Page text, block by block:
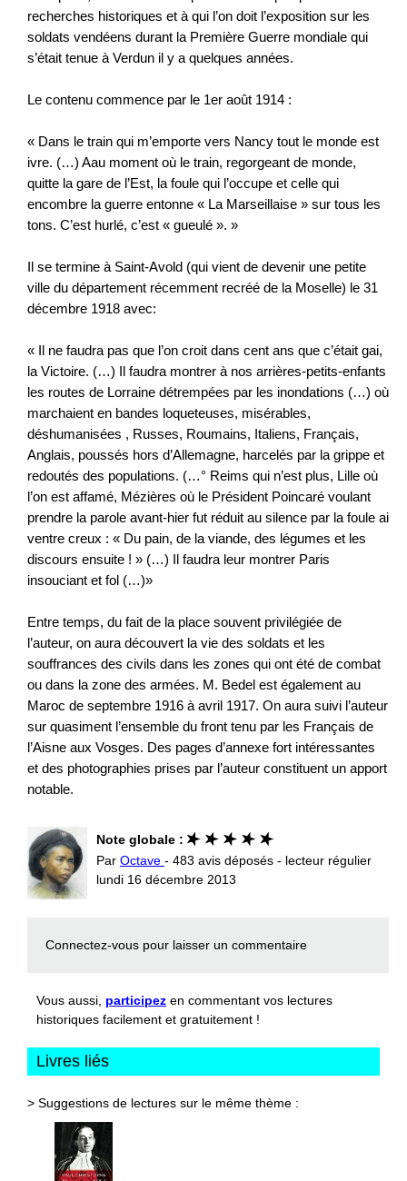
recherches historiques et à qui l’on doit l’exposition sur les
soldats vendéens durant la Première Guerre mondiale qui
s’était tenue à Verdun il y a quelques années.
Le contenu commence par le 1er août 1914 :
« Dans le train qui m’emporte vers Nancy tout le monde est
ivre. (…) Aau moment où le train, regorgeant de monde,
quitte la gare de l’Est, la foule qui l’occupe et celle qui
encombre la guerre entonne « La Marseillaise » sur tous les
tons. C’est hurlé, c’est « gueulé ». »
Il se termine à Saint-Avold (qui vient de devenir une petite
ville du département récemment recréé de la Moselle) le 31
décembre 1918 avec:
« Il ne faudra pas que l’on croit dans cent ans que c’était gai,
la Victoire. (…) Il faudra montrer à nos arrières-petits-enfants
les routes de Lorraine détrempées par les inondations (…) où
marchaient en bandes loqueteuses, misérables,
déshumanisées , Russes, Roumains, Italiens, Français,
Anglais, poussés hors d’Allemagne, harcelés par la grippe et
redoutés des populations. (…° Reims qui n’est plus, Lille où
l’on est affamé, Mézières où le Président Poincaré voulant
prendre la parole avant-hier fut réduit au silence par la foule ai
ventre creux : « Du pain, de la viande, des légumes et les
discours ensuite ! » (…) Il faudra leur montrer Paris
insouciant et fol (…)»
Entre temps, du fait de la place souvent privilégiée de
l’auteur, on aura découvert la vie des soldats et les
souffrances des civils dans les zones qui ont été de combat
ou dans la zone des armées. M. Bedel est également au
Maroc de septembre 1916 à avril 1917. On aura suivi l’auteur
sur quasiment l’ensemble du front tenu par les Français de
l’Aisne aux Vosges. Des pages d’annexe fort intéressantes
et des photographies prises par l’auteur constituent un apport
notable.
Note globale :
Par Octave - 483 avis déposés - lecteur régulier
lundi 16 décembre 2013
Connectez-vous pour laisser un commentaire
Vous aussi, participez en commentant vos lectures
historiques facilement et gratuitement !
Livres liés
> Suggestions de lectures sur le même thème :